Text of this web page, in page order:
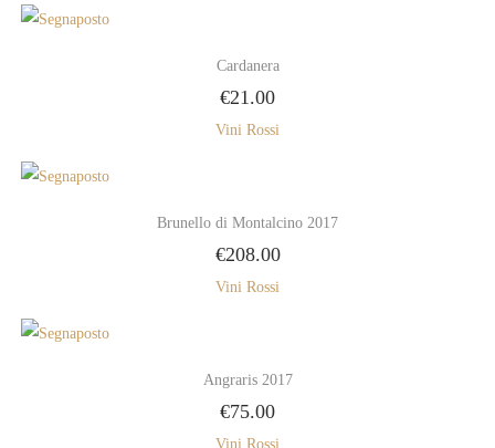
Cardanera
€21.00
Vini Rossi
Brunello di Montalcino 2017
€208.00
Vini Rossi
Angraris 2017
€75.00
Vini Rossi